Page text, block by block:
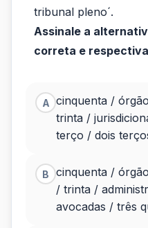
tribunal pleno´.
Assinale a
correta e
A cinquenta /
trinta /
terço / dois
B
cinquenta /
/ trinta /
avocadas / três